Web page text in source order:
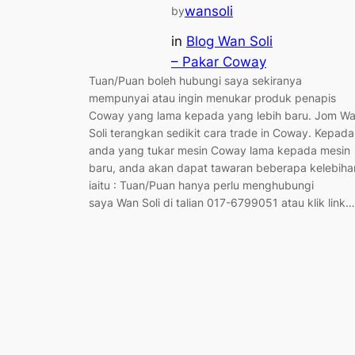
bywansoli
in Blog Wan Soli
– Pakar Coway
Tuan/Puan boleh hubungi saya sekiranya
mempunyai atau ingin menukar produk penapis
Coway yang lama kepada yang lebih baru. Jom
Soli terangkan sedikit cara trade in Coway. Kepada
anda yang tukar mesin Coway lama kepada mesin
baru, anda akan dapat tawaran beberapa
iaitu : Tuan/Puan hanya perlu menghubungi
saya Wan Soli di talian 017-6799051 atau klik link…